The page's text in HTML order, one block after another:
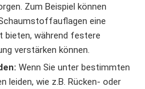
Zum Beispiel können
eine
bieten, während festere
verstärken können.
Wenn Sie unter bestimmten
leiden, wie z.B. Rücken- oder